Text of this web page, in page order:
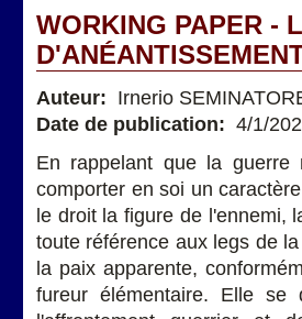
WORKING PAPER -
Auteur: Irnerio
Date de publication: 4/1/
En rappelant que la
comporter en soi un
le droit la figure de l'ennemi,
toute référence aux legs de
la paix apparente,
fureur élémentaire. Elle se